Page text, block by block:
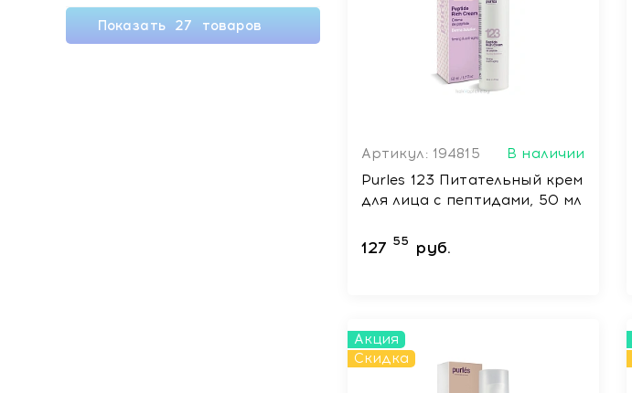
Показать 27 товаров
Артикул: 194815
В наличии
Purles 123 Питательный крем
для лица с пептидами, 50 мл
127 55 руб.
Акция
Скидка